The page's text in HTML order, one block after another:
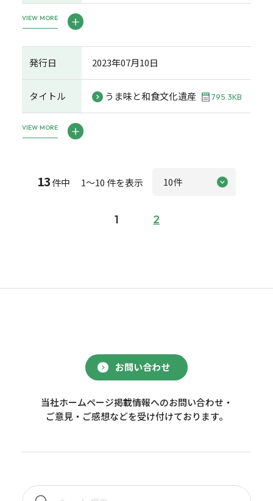
VIEW MORE
発行日 2023年07月10日
タイトル うま味と和食文化遺産 795.3KB
VIEW MORE
13件中 1～10 件を表示
1 2
お問い合わせ
当社ホームページ掲載情報へのお問い合わせ・
ご意見・ご感想などを受け付けております。